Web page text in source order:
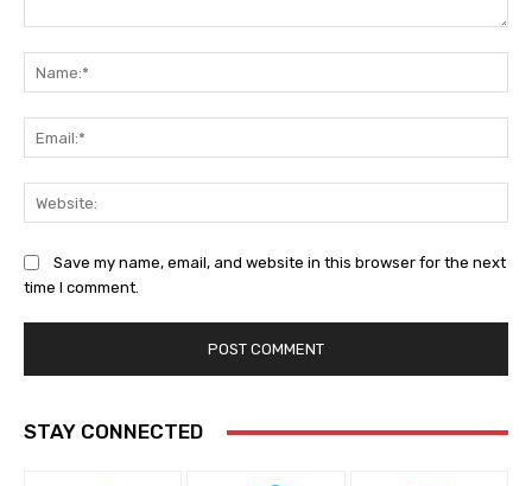
Save my name, email, and website in this browser for the next
time I comment.
STAY CONNECTED